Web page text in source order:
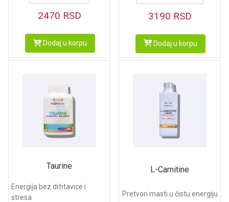
2470 RSD
Dodaj u korpu
3190 RSD
Dodaj u korpu
Taurine
Energija bez drhtavice i
stresa
L-Carnitine
Pretvori masti u čistu energiju